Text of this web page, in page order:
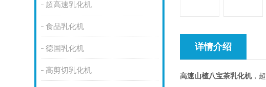
超高速乳化机
食品乳化机
德国乳化机
高剪切乳化机
详情介绍
高速山楂八宝茶乳化机，超